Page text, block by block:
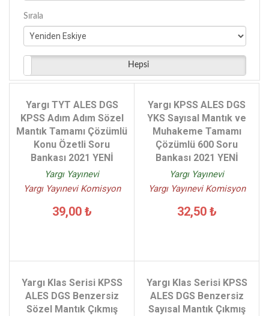
Sırala
Hepsi
Yargı TYT ALES DGS
KPSS Adım Adım Sözel
Mantık Tamamı Çözümlü
Konu Özetli Soru
Bankası 2021 YENİ
Yargı Yayınevi
Yargı Yayınevi Komisyon
39,00 ₺
Yargı KPSS ALES DGS
YKS Sayısal Mantık ve
Muhakeme Tamamı
Çözümlü 600 Soru
Bankası 2021 YENİ
Yargı Yayınevi
Yargı Yayınevi Komisyon
32,50 ₺
Yargı Klas Serisi KPSS
ALES DGS Benzersiz
Sözel Mantık Çıkmış
Yargı Klas Serisi KPSS
ALES DGS Benzersiz
Sayısal Mantık Çıkmış